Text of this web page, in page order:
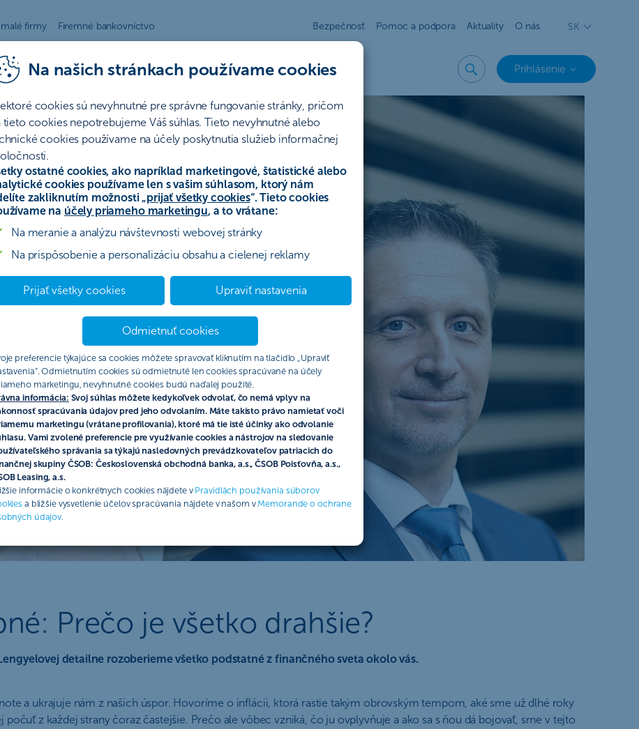
Na našich stránkach používame cookies
cookies sú nevyhnutné pre správne fungovanie stránky, pričom
tieto cookies nepotrebujeme Váš súhlas. Tieto nevyhnutné alebo
cookies používame na účely poskytnutia služieb informačnej
ostatné cookies, ako napríklad marketingové, štatistické alebo
cookies používame len s vašim súhlasom, ktorý nám
zakliknutím možnosti „prijať všetky cookies“. Tieto cookies
na účely priameho marketingu, a to vrátane:
Na meranie a analýzu návštevnosti webovej stránky
Na prispôsobenie a personalizáciu obsahu a cielenej reklamy
Prijať všetky cookies Upraviť nastavenia
Odmietnuť cookies
preferencie týkajúce sa cookies môžete spravovať kliknutím na tlačidlo „Upraviť
Odmietnutím cookies sú odmietnuté len cookies spracúvané na účely
marketingu, nevyhnutné cookies budú naďalej použité.
informácia: Svoj súhlas môžete kedykoľvek odvolať, čo nemá vplyv na
spracúvania údajov pred jeho odvolaním. Máte takisto právo namietať voči
marketingu (vrátane profilovania), ktoré má tie isté účinky ako odvolanie
Vami zvolené preferencie pre využívanie cookies a nástrojov na sledovanie
správania sa týkajú nasledovných prevádzkovateľov patriacich do
skupiny ČSOB: Československá obchodná banka, a.s., ČSOB Poisťovňa, a.s.,
Leasing, a.s.
informácie o konkrétnych cookies nájdete v Pravidlách používania súborov
a bližšie vysvetlenie účelov spracúvania nájdete v našom v Memorande o ochrane
údajov
firmy Firemné bankovníctvo Bezpečnosť Pomoc a podpora Aktuality O nás SK
Prihlásenie
všetko drahšie?
Prečo je všetko drahšie?
detailne rozoberieme všetko podstatné z finančného sveta okolo vás.
a ukrajuje nám z našich úspor. Hovoríme o inflácii, ktorá rastie takým obrovským tempom, aké sme už dlhé roky
z každej strany čoraz častejšie. Prečo ale vôbec vzniká, čo ju ovplyvňuje a ako sa s ňou dá bojovať, sme v tejto